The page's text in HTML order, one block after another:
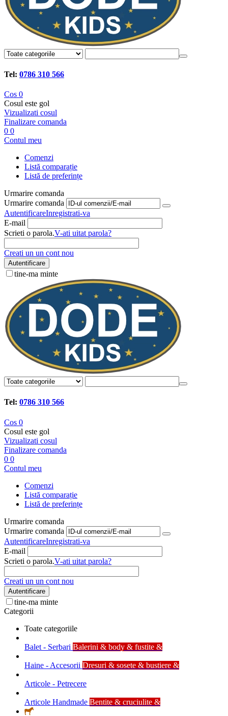
Tel: 0786 310 566
Cos 0
Cosul este gol
Vizualizati cosul
Finalizare comanda
0 0
Contul meu
Comenzi
Listă comparație
Listă de preferințe
Urmarire comanda
Urmarire comanda
AutentificareInregistrati-va
E-mail
Scrieti o parola.V-ati uitat parola?
Creati un un cont nou
Autentificare
tine-ma minte
Tel: 0786 310 566
Cos 0
Cosul este gol
Vizualizati cosul
Finalizare comanda
0 0
Contul meu
Comenzi
Listă comparație
Listă de preferințe
Urmarire comanda
Urmarire comanda
AutentificareInregistrati-va
E-mail
Scrieti o parola.V-ati uitat parola?
Creati un un cont nou
Autentificare
tine-ma minte
Categorii
Toate categoriile
Balet - Serbari Balerini & body & fustite &
Haine - Accesorii Dresuri & sosete & bustiere &
Articole - Petrecere
Articole Handmade Bentite & cruciulite &